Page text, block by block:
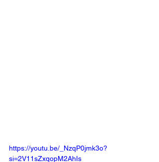
https://youtu.be/_NzqP0jmk3o?
si=2V11sZxqopM2AhIs